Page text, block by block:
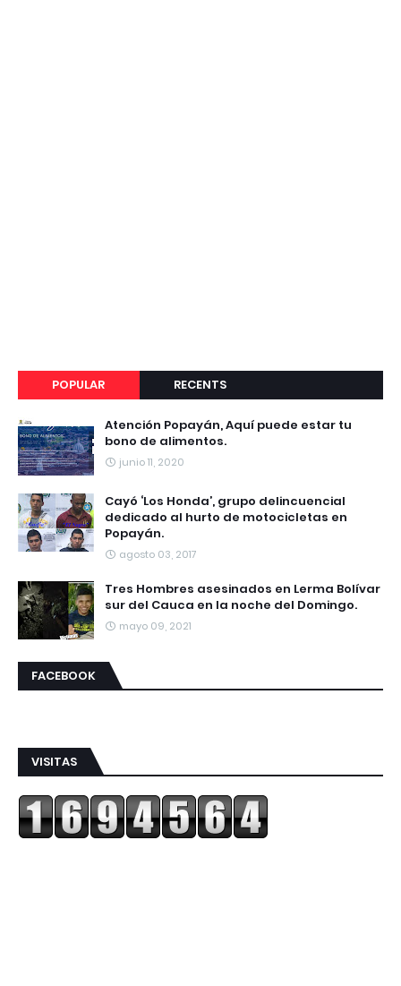
POPULAR RECENTS
Atención Popayán, Aquí puede estar tu
bono de alimentos.
junio 11, 2020
Cayó ‘Los Honda’, grupo delincuencial
dedicado al hurto de motocicletas en
Popayán.
agosto 03, 2017
Tres Hombres asesinados en Lerma Bolívar
sur del Cauca en la noche del Domingo.
mayo 09, 2021
FACEBOOK
VISITAS